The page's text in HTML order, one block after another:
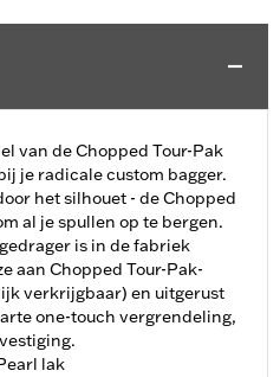
van de Chopped Tour-Pak
je radicale custom bagger.
het silhouet - de Chopped
al je spullen op te bergen.
is in de fabriek
aan Chopped Tour-Pak-
verkrijgbaar) en uitgerust
one-touch vergrendeling,
lak